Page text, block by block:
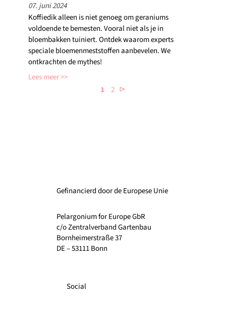
07. juni 2024
Koffiedik alleen is niet genoeg om geraniums
voldoende te bemesten. Vooral niet als je in
bloembakken tuiniert. Ontdek waarom experts
speciale bloemenmeststoffen aanbevelen. We
ontkrachten de mythes!
Lees meer
1
2 ⊳
Gefinancierd door de Europese Unie
Pelargonium for Europe GbR
c/o Zentralverband Gartenbau
Bornheimerstraße 37
DE – 53111 Bonn
Social